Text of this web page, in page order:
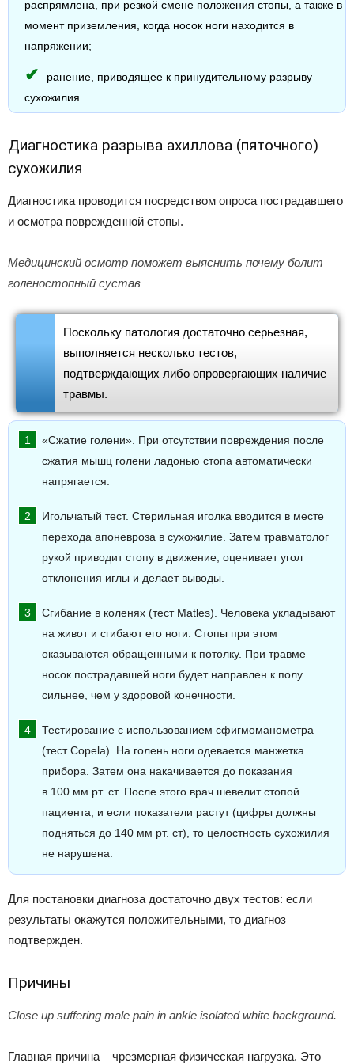
распрямлена, при резкой смене положения стопы, а также в
момент приземления, когда носок ноги находится в
напряжении;
ранение, приводящее к принудительному разрыву
сухожилия.
Диагностика разрыва ахиллова (пяточного)
сухожилия
Диагностика проводится посредством опроса пострадавшего
и осмотра поврежденной стопы.
Медицинский осмотр поможет выяснить почему болит
голеностопный сустав
Поскольку патология достаточно серьезная,
выполняется несколько тестов,
подтверждающих либо опровергающих наличие
травмы.
«Сжатие голени». При отсутствии повреждения после
сжатия мышц голени ладонью стопа автоматически
напрягается.
Игольчатый тест. Стерильная иголка вводится в месте
перехода апоневроза в сухожилие. Затем травматолог
рукой приводит стопу в движение, оценивает угол
отклонения иглы и делает выводы.
Сгибание в коленях (тест Matles). Человека укладывают
на живот и сгибают его ноги. Стопы при этом
оказываются обращенными к потолку. При травме
носок пострадавшей ноги будет направлен к полу
сильнее, чем у здоровой конечности.
Тестирование с использованием сфигмоманометра
(тест Copela). На голень ноги одевается манжетка
прибора. Затем она накачивается до показания
в 100 мм рт. ст. После этого врач шевелит стопой
пациента, и если показатели растут (цифры должны
подняться до 140 мм рт. ст), то целостность сухожилия
не нарушена.
Для постановки диагноза достаточно двух тестов: если
результаты окажутся положительными, то диагноз
подтвержден.
Причины
Close up suffering male pain in ankle isolated white background.
Главная причина – чрезмерная физическая нагрузка. Это